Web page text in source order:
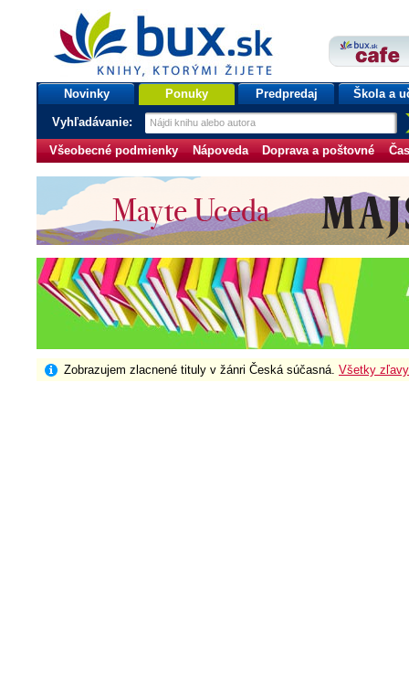
bux.sk
knihy, ktorými žijete
Úvodná stránka
Novinky Ponuky Predpredaj Škola a
Vyhľadávanie:
Všeobecné podmienky Nápoveda Doprava a poštovné
Zobrazujem zlacnené tituly v žánri Česká súčasná. Všetky zľavy